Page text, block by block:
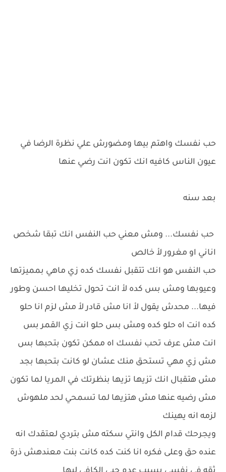
حب نفسك واهتم بيها ومضورش علي نظرة الرضا في
عيون الناس كافيه انك تكون انت رضي عنها
بعد سنه
حب نفسك... ومش معني حب النفس انك تبقا شخص
اناني او مغرور لأ خالص
حب النفس هو انك تتقبل نفسك كده زي ماهي بمميزتها
وعيوبها ومش بس كده لأ انت تحول تخليها احسن وطور
فيها... محدش يقول لأ انا مش قادر لأ مش لزم انا حلو
كده انت اه حلو كده ومش بس حلو انت زي القمر بس
انت مش عرف تحب نفسك اه ممكن تكون بتحبها بس
مش زي مهي تستحق منك عشان لو كانت بتحبها بجد
مش هتقبال انك تزيها تزيها بنظرتك في المريا لما تكون
مش رضيه عنها مش هتزيها لما تسمحي لحد ملهوش
لزمه انه يهينك
ويجرحك قدام الكل وانتي سكته مش بتردي لعتقدك انه
عنده حق وعلى فكره انا كنت كده كانت بنت معندهش ذرة